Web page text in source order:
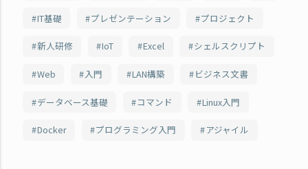
IT基礎 プレゼンテーション プロジェクト
新人研修 IoT Excel シェルスクリプト
Web 入門 LAN構築 ビジネス文書
データベース基礎 コマンド Linux入門
Docker プログラミング入門 アジャイル